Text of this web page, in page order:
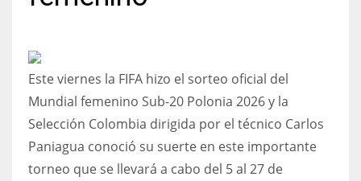
24
IND
34
Este viernes la FIFA hizo el sorteo oficial del
Mundial femenino Sub-20 Polonia 2026 y la
Selección Colombia dirigida por el técnico Carlos
Paniagua conoció su suerte en este importante
torneo que se llevará a cabo del 5 al 27 de